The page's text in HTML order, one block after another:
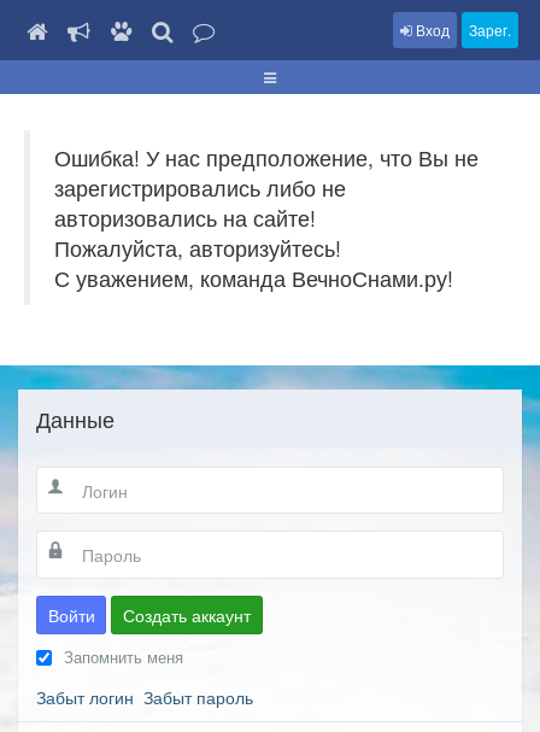
Вход Зарег.
Ошибка! У нас предположение, что Вы не
зарегистрировались либо не
авторизовались на сайте!
Пожалуйста, авторизуйтесь!
С уважением, команда ВечноСнами.ру!
Данные
Войти Создать аккаунт
Запомнить меня
Забыт логин Забыт пароль